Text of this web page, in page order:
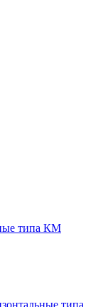
типа КМ
типа